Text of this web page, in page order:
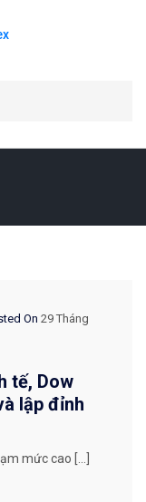
On 29 Tháng
tế, Dow
lập đỉnh
mức cao […]